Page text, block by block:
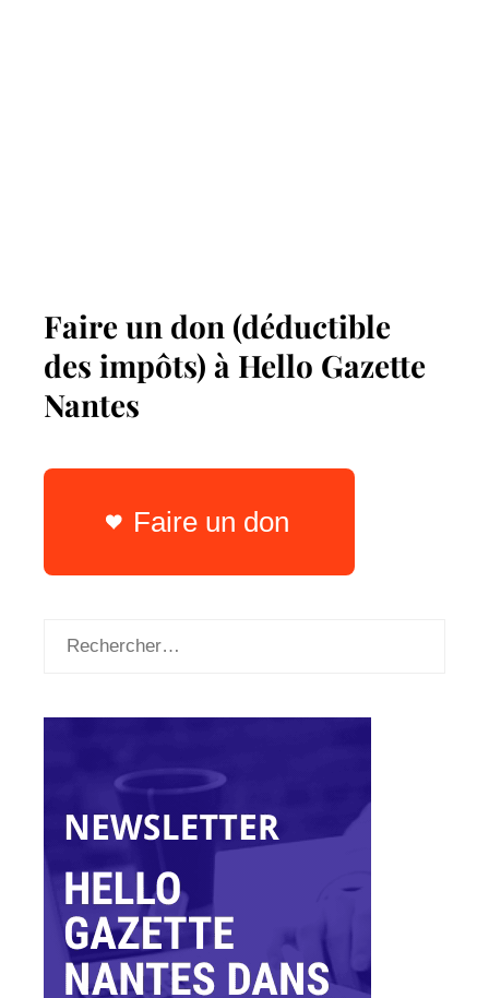
Faire un don (déductible
des impôts) à Hello Gazette
Nantes
Faire un don